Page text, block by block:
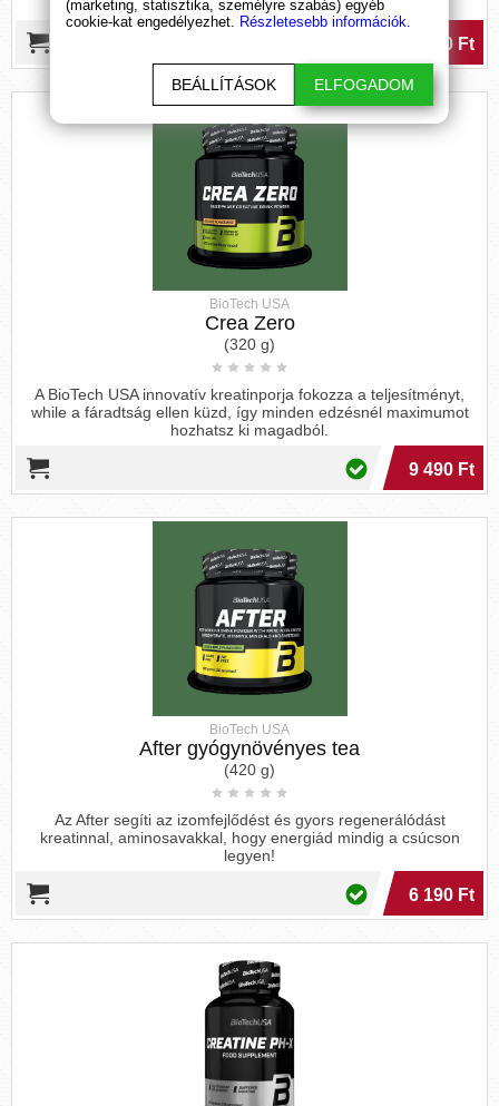
9 190 Ft
BioTech USA
Crea Zero
(320 g)
A BioTech USA innovatív kreatinporja fokozza a teljesítményt,
while a fáradtság ellen küzd, így minden edzésnél maximumot
hozhatsz ki magadból.
9 490 Ft
BioTech USA
After gyógynövényes tea
(420 g)
Az After segíti az izomfejlődést és gyors regenerálódást
kreatinnal, aminosavakkal, hogy energiád mindig a csúcson
legyen!
6 190 Ft
(marketing, statisztika, személyre szabás) egyéb
cookie-kat engedélyezhet. Részletesebb információk.
BEÁLLÍTÁSOK ELFOGADOM